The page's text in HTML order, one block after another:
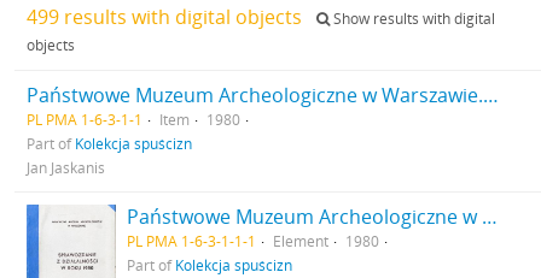
499 results with digital objects
Show results with digital
objects
Państwowe Muzeum Archeologiczne w Warszawie. Sprawozdanie z działalności w roku 1980.
PL PMA 1-6-3-1-1 Item
1980
Part ofKolekcja spuścizn
Jan Jaskanis
Państwowe Muzeum Archeologiczne w Warszawie. Sprawozdanie z działalności w roku 1980. Pierwsza strona okładki.
PL PMA 1-6-3-1-1-1 Element
1980
Part ofKolekcja spuścizn